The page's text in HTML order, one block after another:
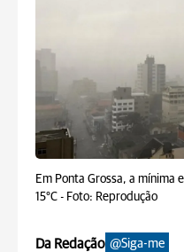
Em Ponta Grossa, a mínima
15°C - Foto: Reprodução
Da Redação @Siga-me